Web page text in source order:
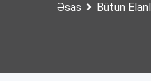
Əsas Bütün